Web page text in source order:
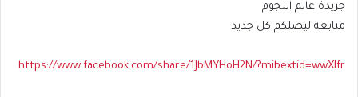
جريدة عالم النجوم
متابعة ليصلكم كل جديد
https://www.facebook.com/share/1JbMYHoH2N/?mibextid=wwXIfr